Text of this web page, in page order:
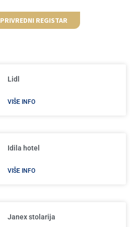
PRIVREDNI REGISTAR
Lidl
VIŠE INFO
Idila hotel
VIŠE INFO
Janex stolarija